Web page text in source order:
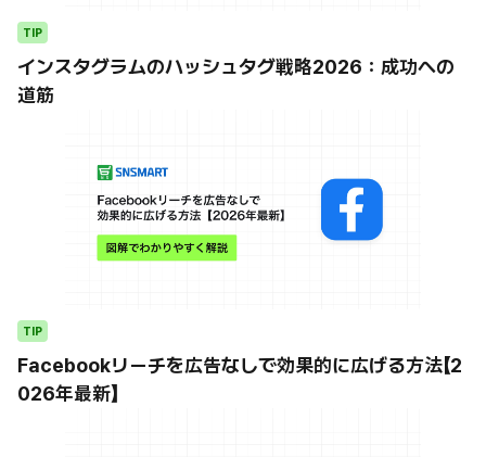
TIP
インスタグラムのハッシュタグ戦略2026：成功への
道筋
TIP
Facebookリーチを広告なしで効果的に広げる方法【2
026年最新】